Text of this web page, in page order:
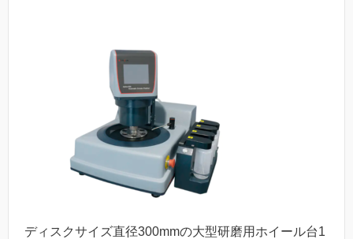
ディスクサイズ直径300mmの大型研磨用ホイール台1